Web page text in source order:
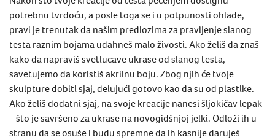
potrebnu tvrdoću, a posle toga se i u potpunosti ohlade,
pravi je trenutak da našim predlozima za pravljenje slanog
testa raznim bojama udahneš malo živosti. Ako želiš da znaš
kako da napraviš svetlucave ukrase od slanog testa,
savetujemo da koristiš akrilnu boju. Zbog njih će tvoje
skulpture dobiti sjaj, delujući gotovo kao da su od plastike.
Ako želiš dodatni sjaj, na svoje kreacije nanesi šljokičav lepak
– što je savršeno za ukrase na novogidšnjoj jelki. Odloži ih u
stranu da se osuše i budu spremne da ih kasnije daruješ